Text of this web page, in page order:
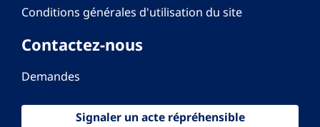
Conditions générales d'utilisation du site
Contactez-nous
Demandes
Signaler un acte répréhensible